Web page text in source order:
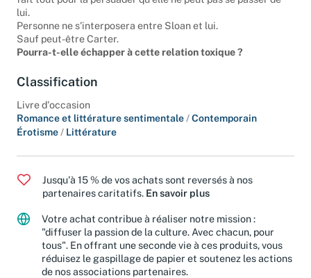
lui.
Personne ne s'interposera entre Sloan et lui.
Sauf peut-être Carter.
Pourra-t-elle échapper à cette relation toxique ?
Classification
Livre d'occasion
Romance et littérature sentimentale /Contemporain
Érotisme / Littérature
Jusqu'à 15 % de vos achats sont reversés à nos
partenaires caritatifs. En savoir plus
Votre achat contribue à réaliser notre mission :
"diffuser la passion de la culture. Avec chacun, pour
tous". En offrant une seconde vie à ces produits, vous
réduisez le gaspillage de papier et soutenez les actions
de nos associations partenaires.